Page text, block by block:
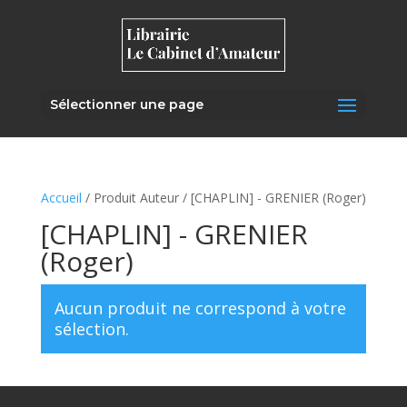
Sélectionner une page
Accueil / Produit Auteur / [CHAPLIN] - GRENIER (Roger)
[CHAPLIN] - GRENIER
(Roger)
Aucun produit ne correspond à votre
sélection.